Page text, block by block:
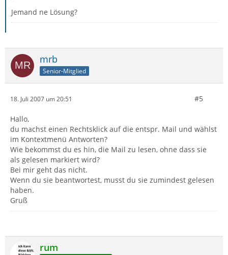
Jemand ne Lösung?
mrb
Senior-Mitglied
18. Juli 2007 um 20:51 #5
Hallo,
du machst einen Rechtsklick auf die entspr. Mail und wählst
im Kontextmenü Antworten?
Wie bekommst du es hin, die Mail zu lesen, ohne dass sie
als gelesen markiert wird?
Bei mir geht das nicht.
Wenn du sie beantwortest, musst du sie zumindest gelesen
haben.
Gruß
rum